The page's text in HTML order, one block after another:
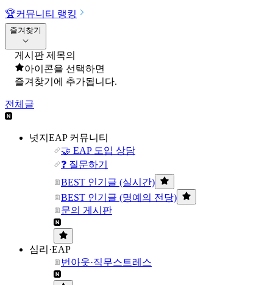
🏆커뮤니티 랭킹
즐겨찾기
게시판 제목의
아이콘을 선택하면
즐겨찾기에 추가됩니다.
전체글
넛지EAP 커뮤니티
🤝 EAP 도입 상담
❓ 질문하기
BEST 인기글 (실시간)
BEST 인기글 (명예의 전당)
문의 게시판
심리·EAP
번아웃·직무스트레스